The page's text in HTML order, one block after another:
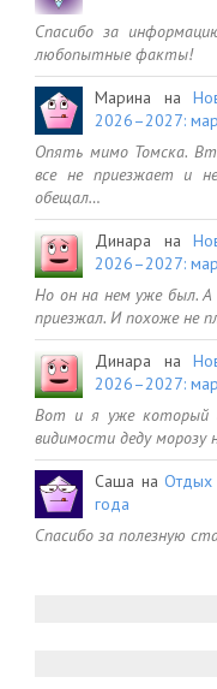
Спасибо за
любопытные факты!
Марина на
2026–2027:
Опять мимо Томска.
все не приезжает и
обещал…
Динара на
2026–2027:
Но он на нем уже был. А
приезжал. И похоже не
Динара на
2026–2027:
Вот и я уже который
видимости деду морозу
Саша наОтдых
года
Спасибо за полезную